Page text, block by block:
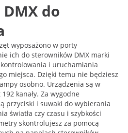
do
wyposażono w porty
ich do sterowników DMX marki
kontrolowania i uruchamiania
miejsca. Dzięki temu nie będziesz
osobno. Urządzenia są w
kanały. Za wygodne
przyciski i suwaki do wybierania
światła czy czasu i szybkości
skontrolujesz za pomocą